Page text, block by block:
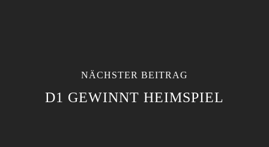
NÄCHSTER BEITRAG
D1 GEWINNT HEIMSPIEL